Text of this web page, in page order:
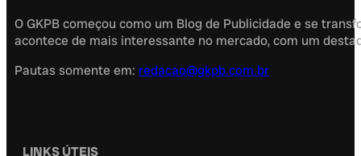
O GKPB começou como um Blog de Publicidade e se
acontece de mais interessante no mercado, com um
Pautas somente em: redacao@gkpb.com.br
LINKS ÚTEIS